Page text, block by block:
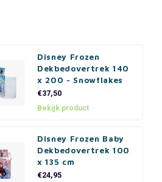
Disney Frozen
Dekbedovertrek 140
x 200 - Snowflakes
€37,50
Bekijk product
Disney Frozen Baby
Dekbedovertrek 100
x 135 cm
€24,95